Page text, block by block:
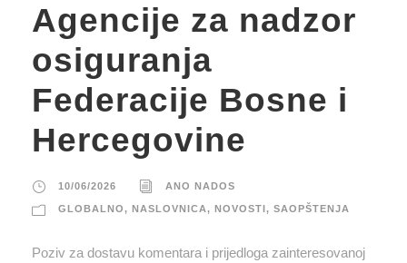
Agencije za nadzor
osiguranja
Federacije Bosne i
Hercegovine
10/06/2026 ANO NADOS
GLOBALNO, NASLOVNICA, NOVOSTI, SAOPŠTENJA
Poziv za dostavu komentara i prijedloga zainteresovanoj